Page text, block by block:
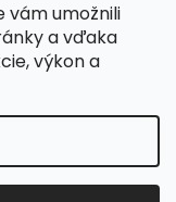
vám umožnili
a vďaka
výkon a
. Všetky práva
cookies